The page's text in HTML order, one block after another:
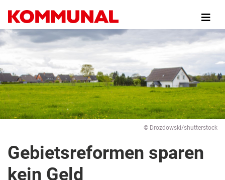
zum
Inhalt
© Drozdowski/shutterstock
Gebietsreformen sparen
kein Geld